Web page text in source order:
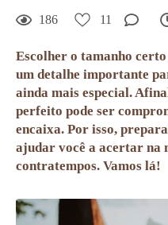
186 11
Escolher o tamanho
um detalhe importante
ainda mais especial.
perfeito pode ser
encaixa. Por isso,
ajudar você a acertar na
contratempos. Vamos lá!